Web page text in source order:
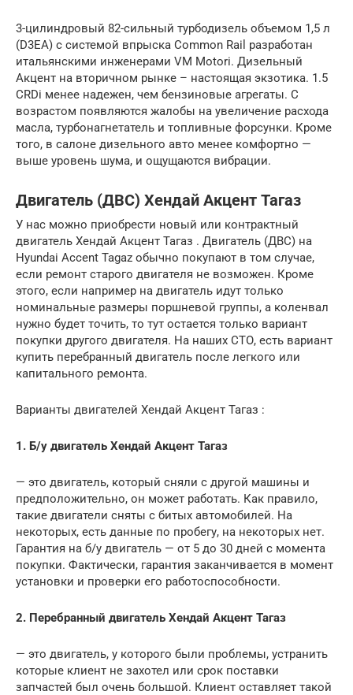
3-цилиндровый 82-сильный турбодизель объемом 1,5 л
(D3EA) с системой впрыска Common Rail разработан
итальянскими инженерами VM Motori. Дизельный
Акцент на вторичном рынке – настоящая экзотика. 1.5
CRDi менее надежен, чем бензиновые агрегаты. С
возрастом появляются жалобы на увеличение расхода
масла, турбонагнетатель и топливные форсунки. Кроме
того, в салоне дизельного авто менее комфортно —
выше уровень шума, и ощущаются вибрации.
Двигатель (ДВС) Хендай Акцент Тагаз
У нас можно приобрести новый или контрактный
двигатель Хендай Акцент Тагаз . Двигатель (ДВС) на
Hyundai Accent Tagaz обычно покупают в том случае,
если ремонт старого двигателя не возможен. Кроме
этого, если например на двигатель идут только
номинальные размеры поршневой группы, а коленвал
нужно будет точить, то тут остается только вариант
покупки другого двигателя. На наших СТО, есть вариант
купить перебранный двигатель после легкого или
капитального ремонта.
Варианты двигателей Хендай Акцент Тагаз :
1. Б/у двигатель Хендай Акцент Тагаз
— это двигатель, который сняли с другой машины и
предположительно, он может работать. Как правило,
такие двигатели сняты с битых автомобилей. На
некоторых, есть данные по пробегу, на некоторых нет.
Гарантия на б/у двигатель — от 5 до 30 дней с момента
покупки. Фактически, гарантия заканчивается в момент
установки и проверки его работоспособности.
2. Перебранный двигатель Хендай Акцент Тагаз
— это двигатель, у которого были проблемы, устранить
которые клиент не захотел или срок поставки
запчастей был очень большой. Клиент оставляет такой